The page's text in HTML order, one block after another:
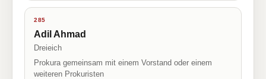
285
Adil Ahmad
Dreieich
Prokura gemeinsam mit einem Vorstand oder einem
weiteren Prokuristen